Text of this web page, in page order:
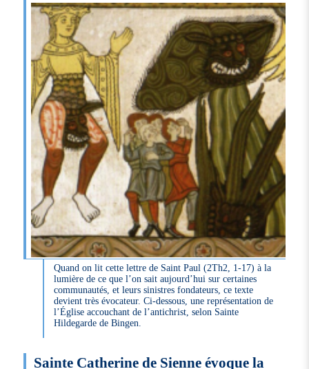
Quand on lit cette lettre de Saint Paul (2Th2, 1-17) à la
lumière de ce que l’on sait aujourd’hui sur certaines
communautés, et leurs sinistres fondateurs, ce texte
devient très évocateur. Ci-dessous, une représentation de
l’Église accouchant de l’antichrist, selon Sainte
Hildegarde de Bingen.
Sainte Catherine de Sienne évoque la